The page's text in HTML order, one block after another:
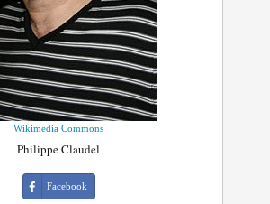
Wikimedia Commons
Philippe Claudel
Facebook